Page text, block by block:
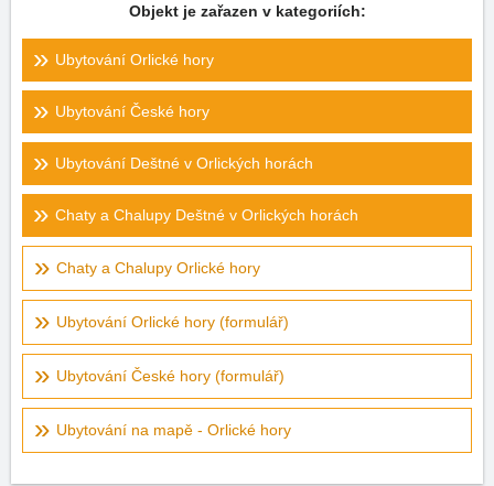
Objekt je zařazen v kategoriích:
Ubytování Orlické hory
Ubytování České hory
Ubytování Deštné v Orlických horách
Chaty a Chalupy Deštné v Orlických horách
Chaty a Chalupy Orlické hory
Ubytování Orlické hory (formulář)
Ubytování České hory (formulář)
Ubytování na mapě - Orlické hory